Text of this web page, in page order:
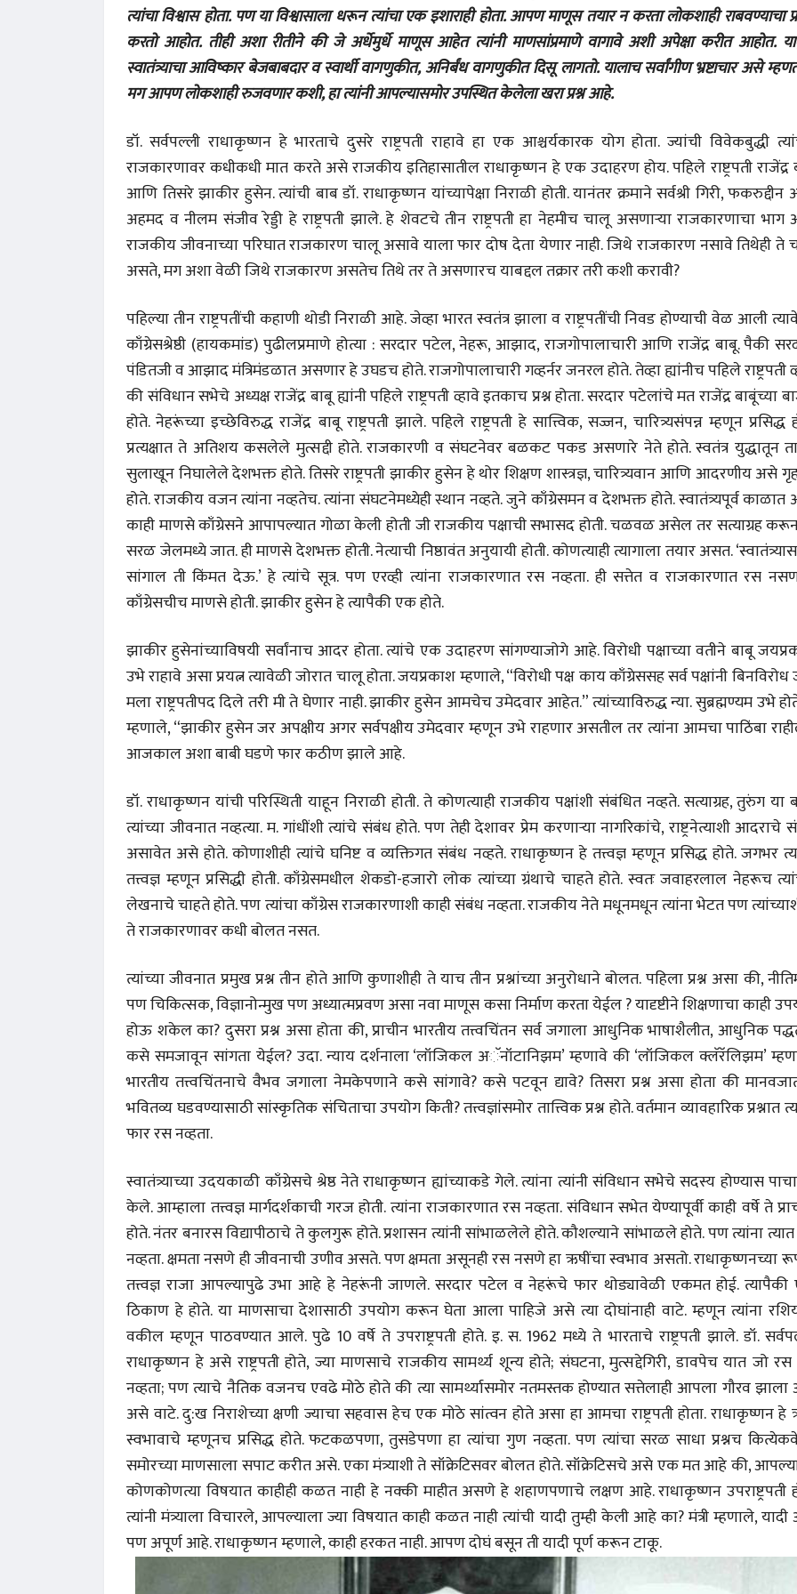
त्यांचा विश्वास होता. पण या विश्वासाला धरून त्यांचा एक इशाराही होता. आपण माणूस तयार न करता लोकशाही राबवण्याचा
करतो आहोत. तीही अशा रीतीने की जे अर्धेमुर्धे माणूस आहेत त्यांनी माणसांप्रमाणे वागावे अशी अपेक्षा करीत आहोत.
स्वातंत्र्याचा आविष्कार बेजबाबदार व स्वार्थी वागणुकीत, अनिर्बंध वागणुकीत दिसू लागतो. यालाच सर्वांगीण भ्रष्टाचार असे
मग आपण लोकशाही रुजवणार कशी, हा त्यांनी आपल्यासमोर उपस्थित केलेला खरा प्रश्न आहे.
डॉ. सर्वपल्ली राधाकृष्णन हे भारताचे दुसरे राष्ट्रपती राहावे हा एक आश्चर्यकारक योग होता. ज्यांची विवेकबुद्धी
राजकारणावर कधीकधी मात करते असे राजकीय इतिहासातील राधाकृष्णन हे एक उदाहरण होय. पहिले राष्ट्रपती राजेंद्र
आणि तिसरे झाकीर हुसेन. त्यांची बाब डॉ. राधाकृष्णन यांच्यापेक्षा निराळी होती. यानंतर क्रमाने सर्वश्री गिरी, फकरुद्दीन
अहमद व नीलम संजीव रेड्डी हे राष्ट्रपती झाले. हे शेवटचे तीन राष्ट्रपती हा नेहमीच चालू असणाऱ्या राजकारणाचा भाग
राजकीय जीवनाच्या परिघात राजकारण चालू असावे याला फार दोष देता येणार नाही. जिथे राजकारण नसावे तिथेही ते
असते, मग अशा वेळी जिथे राजकारण असतेच तिथे तर ते असणारच याबद्दल तक्रार तरी कशी करावी?
पहिल्या तीन राष्ट्रपतींची कहाणी थोडी निराळी आहे. जेव्हा भारत स्वतंत्र झाला व राष्ट्रपतींची निवड होण्याची वेळ आली
काँग्रेसश्रेष्ठी (हायकमांड) पुढीलप्रमाणे होत्या : सरदार पटेल, नेहरू, आझाद, राजगोपालाचारी आणि राजेंद्र बाबू. पैकी
पंडितजी व आझाद मंत्रिमंडळात असणार हे उघडच होते. राजगोपालाचारी गव्हर्नर जनरल होते. तेव्हा ह्यांनीच पहिले राष्ट्रपती
की संविधान सभेचे अध्यक्ष राजेंद्र बाबू ह्यांनी पहिले राष्ट्रपती व्हावे इतकाच प्रश्न होता. सरदार पटेलांचे मत राजेंद्र बाबूंच्या
होते. नेहरूंच्या इच्छेविरुद्ध राजेंद्र बाबू राष्ट्रपती झाले. पहिले राष्ट्रपती हे सात्त्विक, सज्जन, चारित्र्यसंपन्न म्हणून प्रसिद्ध
प्रत्यक्षात ते अतिशय कसलेले मुत्सद्दी होते. राजकारणी व संघटनेवर बळकट पकड असणारे नेते होते. स्वतंत्र युद्धातून
सुलाखून निघालेले देशभक्त होते. तिसरे राष्ट्रपती झाकीर हुसेन हे थोर शिक्षण शास्त्रज्ञ, चारित्र्यवान आणि आदरणीय असे
होते. राजकीय वजन त्यांना नव्हतेच. त्यांना संघटनेमध्येही स्थान नव्हते. जुने काँग्रेसमन व देशभक्त होते. स्वातंत्र्यपूर्व काळात
काही माणसे काँग्रेसने आपापल्यात गोळा केली होती जी राजकीय पक्षाची सभासद होती. चळवळ असेल तर सत्याग्रह
सरळ जेलमध्ये जात. ही माणसे देशभक्त होती. नेत्याची निष्ठावंत अनुयायी होती. कोणत्याही त्यागाला तयार असत.
सांगाल ती किंमत देऊ.’ हे त्यांचे सूत्र. पण एरव्ही त्यांना राजकारणात रस नव्हता. ही सत्तेत व राजकारणात रस
काँग्रेसचीच माणसे होती. झाकीर हुसेन हे त्यापैकी एक होते.
झाकीर हुसेनांच्याविषयी सर्वांनाच आदर होता. त्यांचे एक उदाहरण सांगण्याजोगे आहे. विरोधी पक्षाच्या वतीने बाबू
उभे राहावे असा प्रयत्न त्यावेळी जोरात चालू होता. जयप्रकाश म्हणाले, “विरोधी पक्ष काय काँग्रेससह सर्व पक्षांनी बिनविरोध
मला राष्ट्रपतीपद दिले तरी मी ते घेणार नाही. झाकीर हुसेन आमचेच उमेदवार आहेत.” त्यांच्याविरुद्ध न्या. सुब्रह्मण्यम उभे
म्हणाले, “झाकीर हुसेन जर अपक्षीय अगर सर्वपक्षीय उमेदवार म्हणून उभे राहणार असतील तर त्यांना आमचा पाठिंबा
आजकाल अशा बाबी घडणे फार कठीण झाले आहे.
डॉ. राधाकृष्णन यांची परिस्थिती याहून निराळी होती. ते कोणत्याही राजकीय पक्षांशी संबंधित नव्हते. सत्याग्रह, तुरुंग या
त्यांच्या जीवनात नव्हत्या. म. गांधींशी त्यांचे संबंध होते. पण तेही देशावर प्रेम करणाऱ्या नागरिकांचे, राष्ट्रनेत्याशी आदराचे
असावेत असे होते. कोणाशीही त्यांचे घनिष्ट व व्यक्तिगत संबंध नव्हते. राधाकृष्णन हे तत्त्वज्ञ म्हणून प्रसिद्ध होते. जगभर
तत्त्वज्ञ म्हणून प्रसिद्धी होती. काँग्रेसमधील शेकडो-हजारो लोक त्यांच्या ग्रंथाचे चाहते होते. स्वतः जवाहरलाल नेहरूच
लेखनाचे चाहते होते. पण त्यांचा काँग्रेस राजकारणाशी काही संबंध नव्हता. राजकीय नेते मधूनमधून त्यांना भेटत पण
ते राजकारणावर कधी बोलत नसत.
त्यांच्या जीवनात प्रमुख प्रश्न तीन होते आणि कुणाशीही ते याच तीन प्रश्नांच्या अनुरोधाने बोलत. पहिला प्रश्न असा की,
पण चिकित्सक, विज्ञानोन्मुख पण अध्यात्मप्रवण असा नवा माणूस कसा निर्माण करता येईल ? यादृष्टीने शिक्षणाचा काही
होऊ शकेल का? दुसरा प्रश्न असा होता की, प्राचीन भारतीय तत्त्वचिंतन सर्व जगाला आधुनिक भाषाशैलीत, आधुनिक
कसे समजावून सांगता येईल? उदा. न्याय दर्शनाला ‘लॉजिकल अॅनॉटानिझम’ म्हणावे की ‘लॉजिकल क्लॅरॅलिझम’
भारतीय तत्त्वचिंतनाचे वैभव जगाला नेमकेपणाने कसे सांगावे? कसे पटवून द्यावे? तिसरा प्रश्न असा होता की
भवितव्य घडवण्यासाठी सांस्कृतिक संचिताचा उपयोग किती? तत्त्वज्ञांसमोर तात्त्विक प्रश्न होते. वर्तमान व्यावहारिक प्रश्नात
फार रस नव्हता.
स्वातंत्र्याच्या उदयकाळी काँग्रेसचे श्रेष्ठ नेते राधाकृष्णन ह्यांच्याकडे गेले. त्यांना त्यांनी संविधान सभेचे सदस्य होण्यास
केले. आम्हाला तत्त्वज्ञ मार्गदर्शकाची गरज होती. त्यांना राजकारणात रस नव्हता. संविधान सभेत येण्यापूर्वी काही वर्षे ते
होते. नंतर बनारस विद्यापीठाचे ते कुलगुरू होते. प्रशासन त्यांनी सांभाळलेले होते. कौशल्याने सांभाळले होते. पण त्यांना
नव्हता. क्षमता नसणे ही जीवनाची उणीव असते. पण क्षमता असूनही रस नसणे हा ऋषींचा स्वभाव असतो. राधाकृष्णनच्या
तत्त्वज्ञ राजा आपल्यापुढे उभा आहे हे नेहरूंनी जाणले. सरदार पटेल व नेहरूंचे फार थोड्यावेळी एकमत होई.
ठिकाण हे होते. या माणसाचा देशासाठी उपयोग करून घेता आला पाहिजे असे त्या दोघांनाही वाटे. म्हणून त्यांना
वकील म्हणून पाठवण्यात आले. पुढे 10 वर्षे ते उपराष्ट्रपती होते. इ. स. 1962 मध्ये ते भारताचे राष्ट्रपती झाले. डॉ.
राधाकृष्णन हे असे राष्ट्रपती होते, ज्या माणसाचे राजकीय सामर्थ्य शून्य होते; संघटना, मुत्सद्देगिरी, डावपेच यात जो
नव्हता; पण त्याचे नैतिक वजनच एवढे मोठे होते की त्या सामर्थ्यासमोर नतमस्तक होण्यात सत्तेलाही आपला गौरव
असे वाटे. दु:ख निराशेच्या क्षणी ज्याचा सहवास हेच एक मोठे सांत्वन होते असा हा आमचा राष्ट्रपती होता. राधाकृष्णन
स्वभावाचे म्हणूनच प्रसिद्ध होते. फटकळपणा, तुसडेपणा हा त्यांचा गुण नव्हता. पण त्यांचा सरळ साधा प्रश्नच
समोरच्या माणसाला सपाट करीत असे. एका मंत्र्याशी ते सॉक्रेटिसवर बोलत होते. सॉक्रेटिसचे असे एक मत आहे की,
कोणकोणत्या विषयात काहीही कळत नाही हे नक्की माहीत असणे हे शहाणपणाचे लक्षण आहे. राधाकृष्णन उपराष्ट्रपती
त्यांनी मंत्र्याला विचारले, आपल्याला ज्या विषयात काही कळत नाही त्यांची यादी तुम्ही केली आहे का? मंत्री म्हणाले,
पण अपूर्ण आहे. राधाकृष्णन म्हणाले, काही हरकत नाही. आपण दोघं बसून ती यादी पूर्ण करून टाकू.
'चीन भेटीतील भाषणे' या
पुस्तकाचा प्रकाशनसोहळा
सानिया कर्णिक, सतीश बागल,
नीती बडवे, भानू काळे
30 Jul 2026
एक सक्षम आणि जागतिक
दर्जाची शिक्षणव्यवस्था ही
काळाची गरज आहे
शशी थरूर
31 Jul 2026
जम्मू-काश्मीरला राज्याचा
दर्जा देण्यासंदर्भात फोल
मूर्त दृश्याला अमूर्ताकार
देणारा चित्रकार
सोमनाथ कोमरपंत
17 Jul 2026
चीनचा निरोप घेताना...
भाषण
ज्येष्ठांचा आत्मसन्मान जपणारी
रुग्णशुश्रूषा : हॉस्पिस
डॉ. दिलीप शिंदे आणि मान्यवर
उगवती नोस्कोव्हा, मावळतीला
झुकलेला जोकोविच आणि
दरम्यान विम्बल्डन
आ. श्री. केतकर
14 Jul 2026
भाषण
१५५ सदाशिव पेठ, सातारा :
दत्ता दामोदर नायक
08 Jul 2026
व्यक्तिवेध
मूर्त दृश्याला
देणारा चित्रकार
सोमनाथ
17 Jul 2026
आगामी
चीनचा निरोप
भाषण
ज्येष्ठांचा
रुग्णशुश्रूषा :
डॉ. दिलीप शिंदे
उगवती नोस्कोव्हा,
झुकलेला
दरम्यान विम्बल्डन
आ. श्री. केतकर
14 Jul 2026
भाषण
१५५ सदाशिव पेठ,
दत्ता दामोदर नायक
08 Jul 2026
अंक वाचण्यासाठी येथे क्लिक करा.. अंक वाचण्यासाठी येथे क्लिक करा..